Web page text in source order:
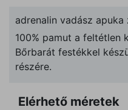
adrenalin vadász
100% pamut a feltétlen
Bőrbarát festékkel
részére.
Elérhető méretek